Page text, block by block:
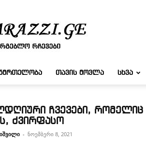
რჩევები
ᲗᲐᲕᲘᲡ ᲛᲝᲕᲚᲐ ᲡᲮᲕᲐ
ჩვევები, რომელიც
ძვირფასო
- ნოემბერი 8, 2021